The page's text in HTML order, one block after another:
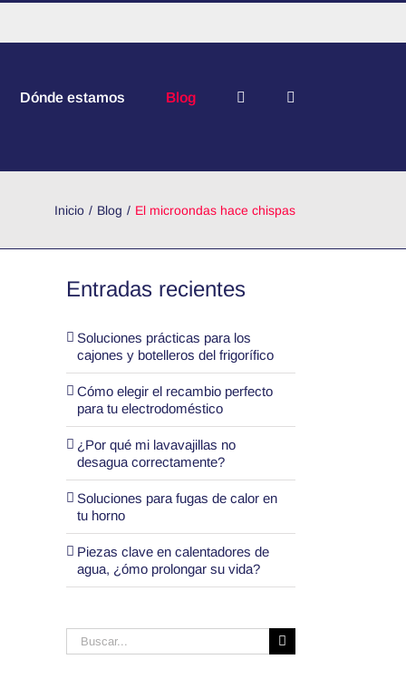
Dónde estamos Blog
Inicio Blog El microondas hace chispas
Entradas recientes
Soluciones prácticas para los
cajones y botelleros del frigorífico
Cómo elegir el recambio perfecto
para tu electrodoméstico
¿Por qué mi lavavajillas no
desagua correctamente?
Soluciones para fugas de calor en
tu horno
Piezas clave en calentadores de
agua, ¿ómo prolongar su vida?
Buscar: